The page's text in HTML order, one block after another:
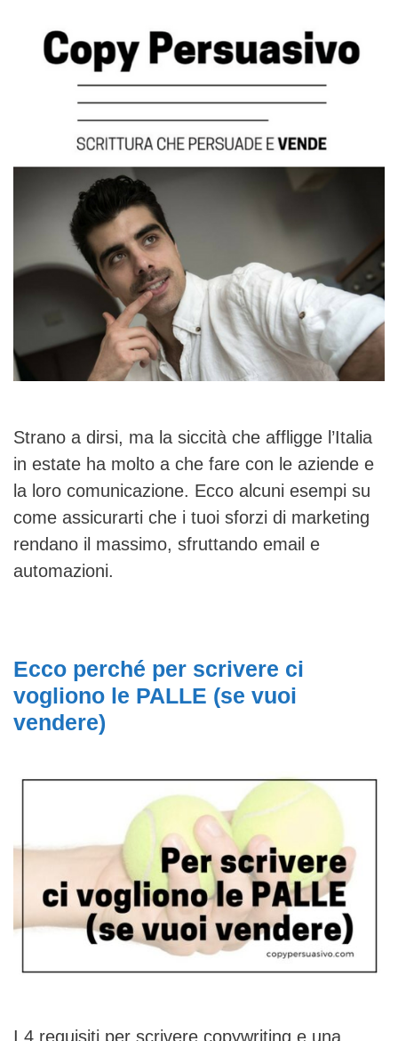
Strano a dirsi, ma la siccità che affligge l’Italia
in estate ha molto a che fare con le aziende e
la loro comunicazione. Ecco alcuni esempi su
come assicurarti che i tuoi sforzi di marketing
rendano il massimo, sfruttando email e
automazioni.
Ecco perché per scrivere ci
vogliono le PALLE (se vuoi
vendere)
I 4 requisiti per scrivere copywriting e una